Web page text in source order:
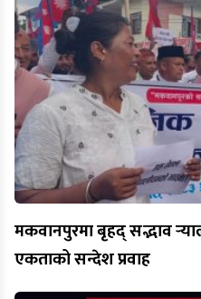
मकवानपुरमा बृहद् सद्भाव
एकताको सन्देश प्रवाह